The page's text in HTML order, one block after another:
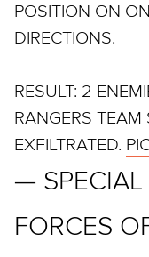
POSITION ON
DIRECTIONS.
RESULT: 2
RANGERS TEAM
EXFILTRATED.
— SPECIAL
FORCES